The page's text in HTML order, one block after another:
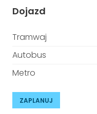
Dojazd
Tramwaj
Autobus
Metro
ZAPLANUJ